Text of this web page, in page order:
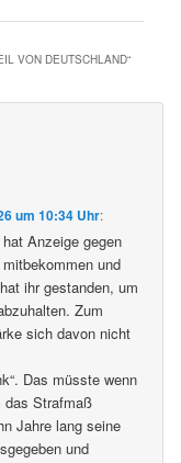
VON DEUTSCHLAND“
um 10:34 Uhr:
Anzeige gegen
und
ihr gestanden, um
Zum
sich davon nicht
Das müsste wenn
das Strafmaß
Jahre lang seine
und